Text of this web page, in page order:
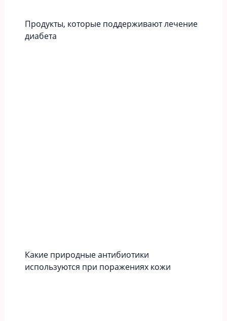
Продукты, которые поддерживают лечение
диабета
Какие природные антибиотики
используются при поражениях кожи